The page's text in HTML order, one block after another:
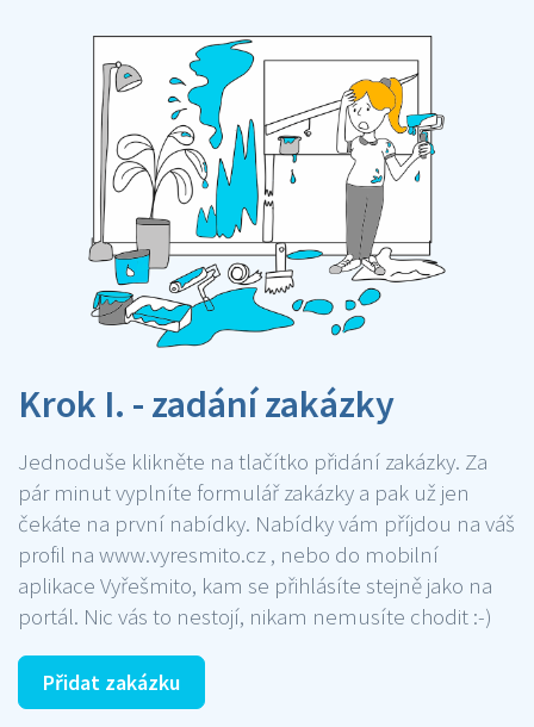
Krok I. - zadání zakázky
Jednoduše klikněte na tlačítko přidání zakázky. Za
pár minut vyplníte formulář zakázky a pak už jen
čekáte na první nabídky. Nabídky vám příjdou na váš
profil na www.vyresmito.cz , nebo do mobilní
aplikace Vyřešmito, kam se přihlásíte stejně jako na
portál. Nic vás to nestojí, nikam nemusíte chodit :-)
Přidat zakázku